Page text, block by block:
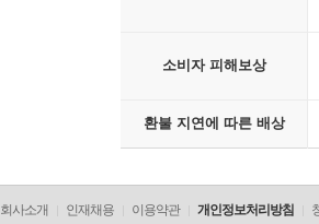
소비자 피해보상
환불 지연에 따른 배상
회사소개 인재채용 이용약관 개인정보처리방침